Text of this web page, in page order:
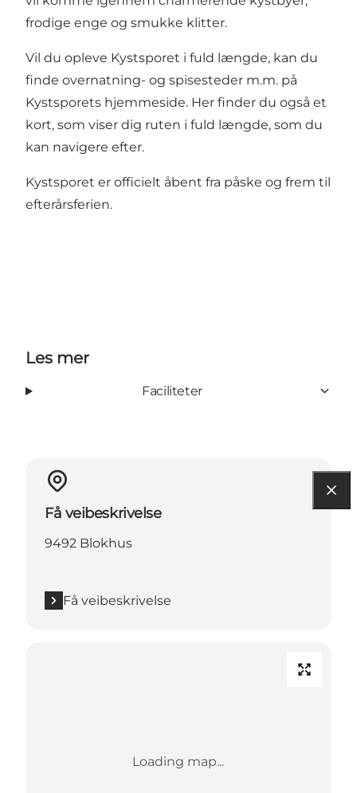
frodige enge og smukke klitter.
Vil du opleve Kystsporet i fuld længde, kan du
finde overnatning- og spisesteder m.m. på
Kystsporets hjemmeside. Her finder du også et
kort, som viser dig ruten i fuld længde, som du
kan navigere efter.
Kystsporet er officielt åbent fra påske og frem til
efterårsferien.
Les mer
Faciliteter
Få veibeskrivelse
9492 Blokhus
Få veibeskrivelse
Loading map...